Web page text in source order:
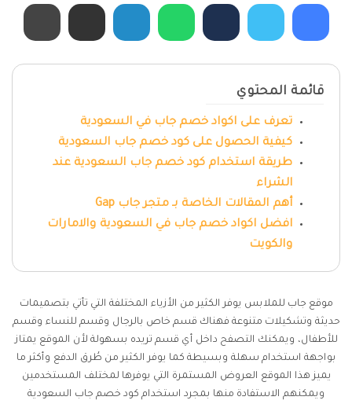
قائمة المحتوي
تعرف على اكواد خصم جاب في السعودية
كيفية الحصول على كود خصم جاب السعودية
طريقة استخدام كود خصم جاب السعودية عند
الشراء
أهم المقالات الخاصة بـ متجر جاب Gap
افضل اكواد خصم جاب في السعودية والامارات
والكويت
موقع جاب للملابس يوفر الكثير من الأزياء المختلفة التي تأتي بتصميمات
حديثة وتشكيلات متنوعة فهناك قسم خاص بالرجال وقسم للنساء وقسم
للأطفال، ويمكنك التصفح داخل أي قسم تريده بسهولة لأن الموقع يمتاز
بواجهة استخدام سهلة وبسيطة كما يوفر الكثير من طُرق الدفع وأكثر ما
يميز هذا الموقع العروض المستمرة التي يوفرها لمختلف المستخدمين
ويمكنهم الاستفادة منها بمجرد استخدام كود خصم جاب السعودية